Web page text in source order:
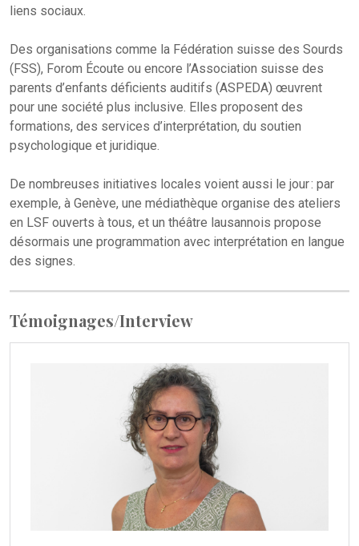
liens sociaux.
Des organisations comme la Fédération suisse des Sourds
(FSS), Forom Écoute ou encore l’Association suisse des
parents d’enfants déficients auditifs (ASPEDA) œuvrent
pour une société plus inclusive. Elles proposent des
formations, des services d’interprétation, du soutien
psychologique et juridique.
De nombreuses initiatives locales voient aussi le jour : par
exemple, à Genève, une médiathèque organise des ateliers
en LSF ouverts à tous, et un théâtre lausannois propose
désormais une programmation avec interprétation en langue
des signes.
Témoignages/Interview